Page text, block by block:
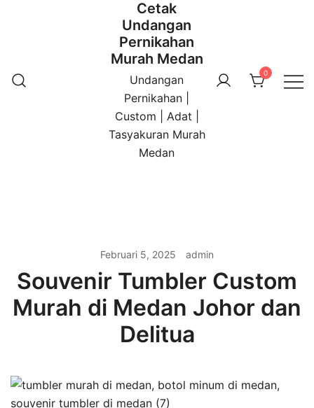
Cetak
Undangan
Pernikahan
Murah Medan
Undangan
Pernikahan |
Custom | Adat |
Tasyakuran Murah
Medan
0
Februari 5, 2025 admin
Souvenir Tumbler Custom
Murah di Medan Johor dan
Delitua